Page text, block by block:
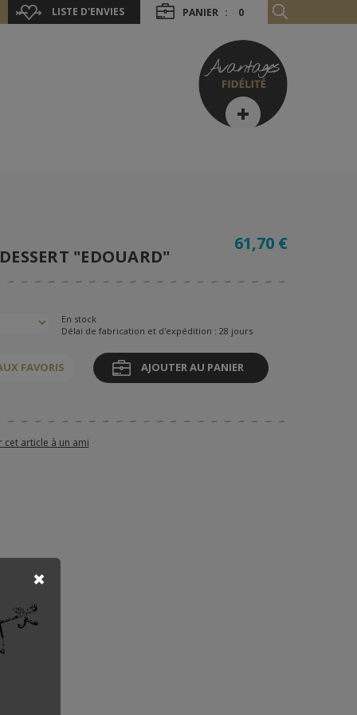
LISTE D'ENVIES PANIER : 0
"EDOUARD"
61,70 €
En stock
Délai de fabrication et d'expédition : 28 jours
FAVORIS AJOUTER AU PANIER
cet article à un ami